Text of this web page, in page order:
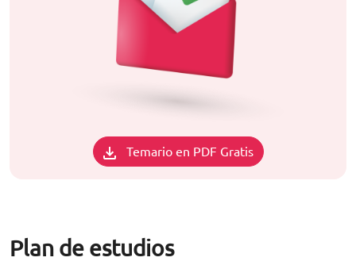
Temario en PDF Gratis
Plan de estudios